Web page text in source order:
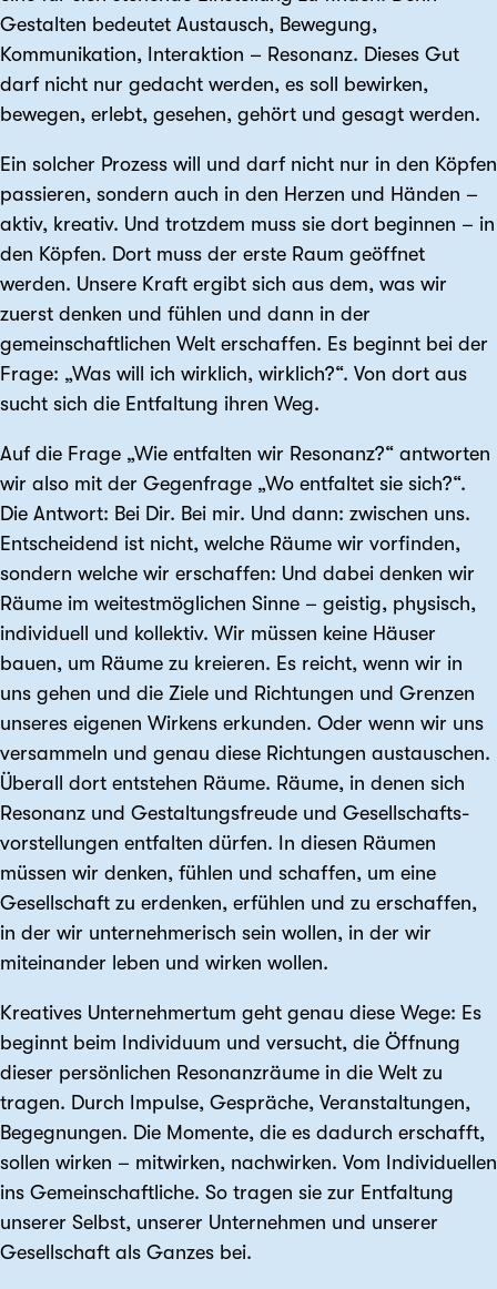
Gestalten bedeutet Austausch, Bewegung,
Kommunikation, Interaktion – Resonanz. Dieses Gut
darf nicht nur gedacht werden, es soll bewirken,
bewegen, erlebt, gesehen, gehört und gesagt werden.
Ein solcher Prozess will und darf nicht nur in den Köpfen
passieren, sondern auch in den Herzen und Händen –
aktiv, kreativ. Und trotzdem muss sie dort beginnen – in
den Köpfen. Dort muss der erste Raum geöffnet
werden. Unsere Kraft ergibt sich aus dem, was wir
zuerst denken und fühlen und dann in der
gemeinschaftlichen Welt erschaffen. Es beginnt bei der
Frage: „Was will ich wirklich, wirklich?“. Von dort aus
sucht sich die Entfaltung ihren Weg.
Auf die Frage „Wie entfalten wir Resonanz?“ antworten
wir also mit der Gegenfrage „Wo entfaltet sie sich?“.
Die Antwort: Bei Dir. Bei mir. Und dann: zwischen uns.
Entscheidend ist nicht, welche Räume wir vorfinden,
sondern welche wir erschaffen: Und dabei denken wir
Räume im weitestmöglichen Sinne – geistig, physisch,
individuell und kollektiv. Wir müssen keine Häuser
bauen, um Räume zu kreieren. Es reicht, wenn wir in
uns gehen und die Ziele und Richtungen und Grenzen
unseres eigenen Wirkens erkunden. Oder wenn wir uns
versammeln und genau diese Richtungen austauschen.
Überall dort entstehen Räume. Räume, in denen sich
Resonanz und Gestaltungsfreude und Gesellschafts­
vorstellungen entfalten dürfen. In diesen Räumen
müssen wir denken, fühlen und schaffen, um eine
Gesellschaft zu erdenken, erfühlen und zu erschaffen,
in der wir unternehmerisch sein wollen, in der wir
miteinander leben und wirken wollen.
Kreatives Unternehmertum geht genau diese Wege: Es
beginnt beim Individuum und versucht, die Öffnung
dieser persönlichen Resonanzräume in die Welt zu
tragen. Durch Impulse, Gespräche, Veran­staltungen,
Begegnungen. Die Momente, die es dadurch erschafft,
sollen wirken – mitwirken, nachwirken. Vom Individuellen
ins Gemeinschaftliche. So tragen sie zur Entfaltung
unserer Selbst, unserer Unternehmen und unserer
Gesellschaft als Ganzes bei.